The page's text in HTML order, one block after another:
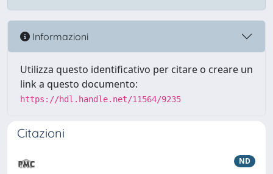
Informazioni
Utilizza questo identificativo per citare o creare un
link a questo documento:
https://hdl.handle.net/11564/9235
Citazioni
ND